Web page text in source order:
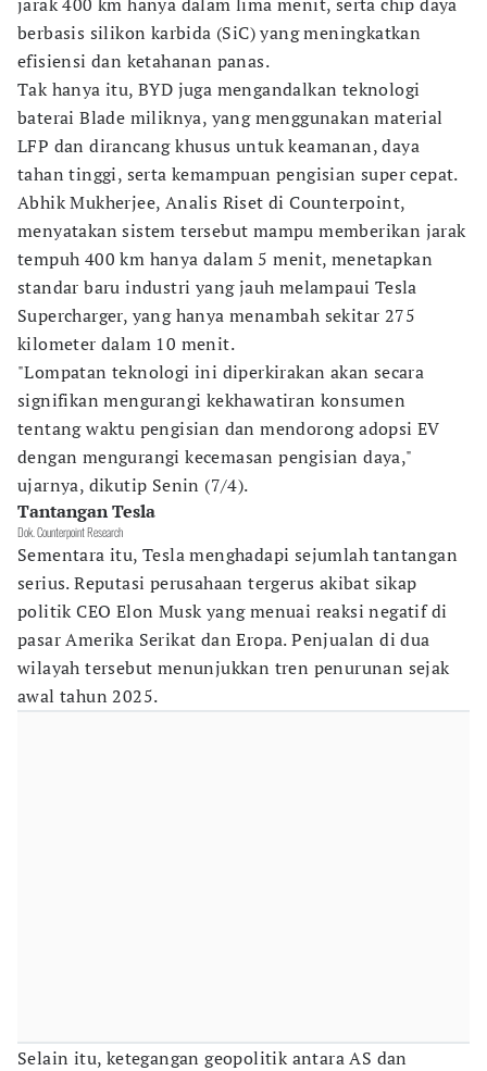
berbasis silikon karbida (SiC) yang meningkatkan
efisiensi dan ketahanan panas.
Tak hanya itu, BYD juga mengandalkan teknologi
baterai Blade miliknya, yang menggunakan material
LFP dan dirancang khusus untuk keamanan, daya
tahan tinggi, serta kemampuan pengisian super cepat.
Abhik Mukherjee, Analis Riset di Counterpoint,
menyatakan sistem tersebut mampu memberikan jarak
tempuh 400 km hanya dalam 5 menit, menetapkan
standar baru industri yang jauh melampaui Tesla
Supercharger, yang hanya menambah sekitar 275
kilometer dalam 10 menit.
"Lompatan teknologi ini diperkirakan akan secara
signifikan mengurangi kekhawatiran konsumen
tentang waktu pengisian dan mendorong adopsi EV
dengan mengurangi kecemasan pengisian daya,"
ujarnya, dikutip Senin (7/4).
Tantangan Tesla
Dok. Counterpoint Research
Sementara itu, Tesla menghadapi sejumlah tantangan
serius. Reputasi perusahaan tergerus akibat sikap
politik CEO Elon Musk yang menuai reaksi negatif di
pasar Amerika Serikat dan Eropa. Penjualan di dua
wilayah tersebut menunjukkan tren penurunan sejak
awal tahun 2025.
Selain itu, ketegangan geopolitik antara AS dan